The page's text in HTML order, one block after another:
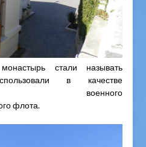
стали называть
в качестве
военного
флота.